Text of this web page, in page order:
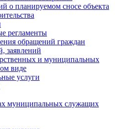
о планируемом сносе объекта
регламенты
обращений граждан
заявлений
и муниципальных
виде
услуги
муниципальных служащих